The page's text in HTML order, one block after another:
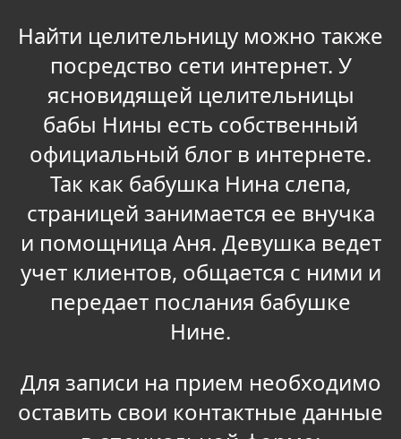
Найти целительницу можно также
посредство сети интернет. У
ясновидящей целительницы
бабы Нины есть собственный
официальный блог в интернете.
Так как бабушка Нина слепа,
страницей занимается ее внучка
и помощница Аня. Девушка ведет
учет клиентов, общается с ними и
передает послания бабушке
Нине.
Для записи на прием необходимо
оставить свои контактные данные